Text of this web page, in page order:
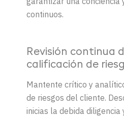
continuos.
Revisión continua
calificación de
Mantente crítico y
de riesgos del cliente.
inicias la debida diligencia